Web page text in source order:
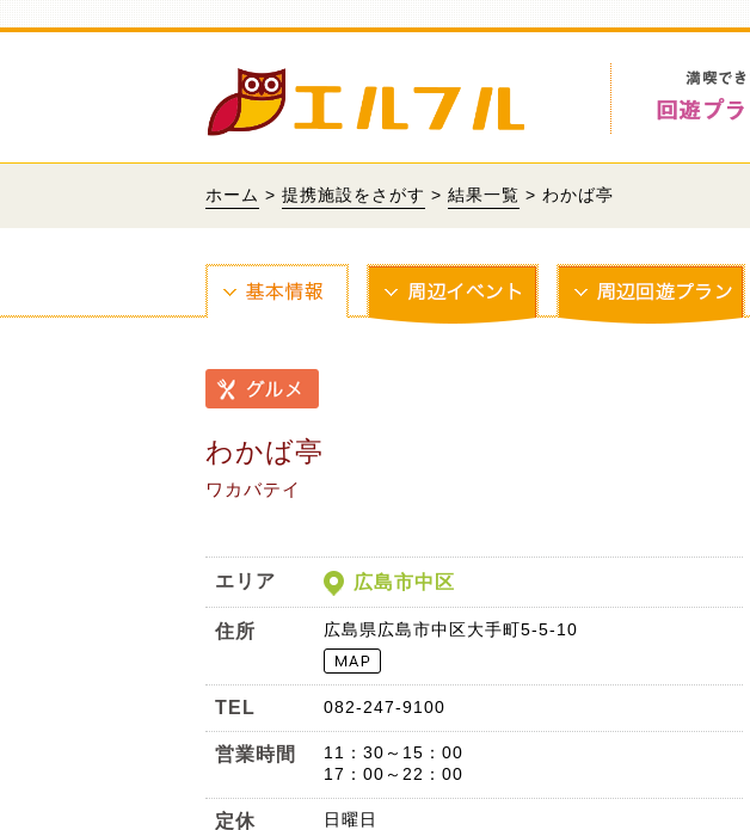
ホーム > 提携施設をさがす > 結果一覧 > わかば亭
わかば亭
ワカバテイ
エリア 広島市中区
住所 広島県広島市中区大手町5-5-10
TEL 082-247-9100
営業時間
11：30～15：00
17：00～22：00
定休 日曜日